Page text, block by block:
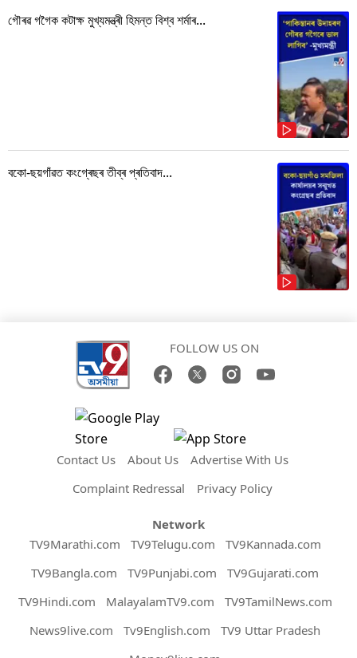
গৌৰৱ গগৈক কটাক্ষ মুখ্যমন্ত্ৰী হিমন্ত বিশ্ব শৰ্মাৰ...
বকো-ছয়গাঁৱত কংগ্ৰেছৰ তীব্ৰ প্ৰতিবাদ...
FOLLOW US ON
Contact Us About Us
Advertise With Us
Complaint Redressal
Privacy Policy
Network
TV9Marathi.com
TV9Telugu.com
TV9Kannada.com
TV9Bangla.com
TV9Punjabi.com
TV9Gujarati.com
TV9Hindi.com
MalayalamTV9.com
TV9TamilNews.com
News9live.com
Tv9English.com
TV9 Uttar Pradesh